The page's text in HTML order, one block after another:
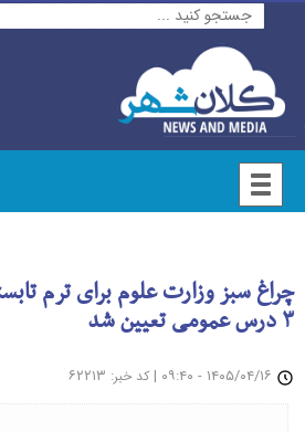
چراغ سبز وزارت علوم برای ترم
۳ درس عمومی تعیین شد
| کد خبر: ۶۲۲۱۳